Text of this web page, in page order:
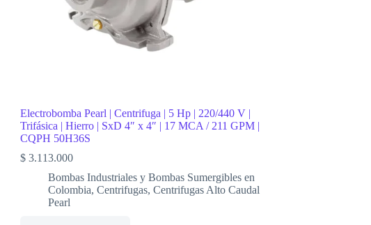
Electrobomba Pearl | Centrifuga | 5 Hp | 220/440 V |
Trifásica | Hierro | SxD 4″ x 4″ | 17 MCA / 211 GPM |
CQPH 50H36S
$3.113.000
Bombas Industriales y Bombas Sumergibles en
Colombia, Centrifugas, Centrifugas Alto Caudal
Pearl